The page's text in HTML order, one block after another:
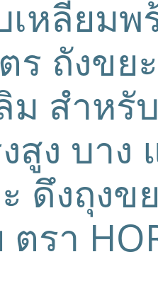
หลี่ยมพ
ร ถังขยะ
ม สำหรั
สูง บาง
ดึงถุงข
รา